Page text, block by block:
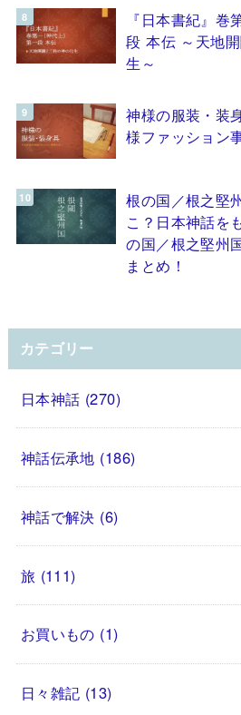
『日本書紀』巻
段 本伝 ～天地
生～
神様の服装・装
様ファッション
根の国／根之堅
こ？日本神話を
の国／根之堅州
まとめ！
カテゴリー
日本神話 (270)
神話伝承地 (186)
神話で解決 (6)
旅 (111)
お買いもの (1)
日々雑記 (13)